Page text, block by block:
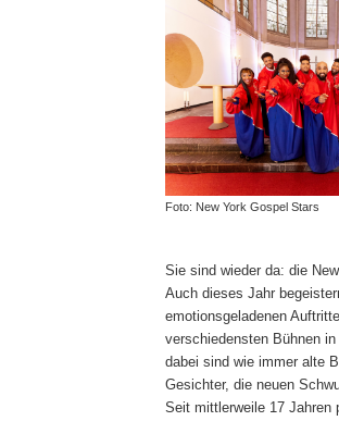
Foto: New York Gospel Stars
Sie sind wieder da: die
Auch dieses Jahr
emotionsgeladenen
verschiedensten Bühnen
dabei sind wie immer alte
Gesichter, die neuen
Seit mittlerweile 17 Jahren